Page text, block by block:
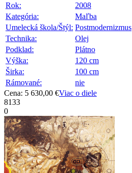
Rok:
2008
Kategória:
Maľba
Umelecká škola/Štýl: Postmodernizmus
Technika:
Olej
Podklad:
Plátno
Výška:
120 cm
Širka:
100 cm
Rámované:
nie
Cena: 5 630,00 €Viac o diele
8133
0